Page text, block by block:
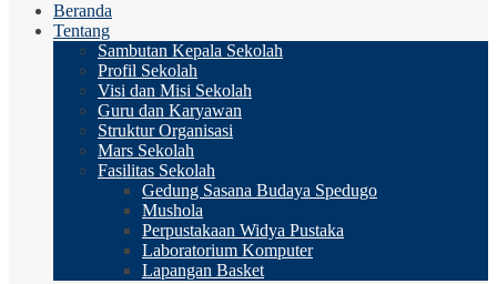
Beranda
Tentang
Sambutan Kepala Sekolah
Profil Sekolah
Visi dan Misi Sekolah
Guru dan Karyawan
Struktur Organisasi
Mars Sekolah
Fasilitas Sekolah
Gedung Sasana Budaya Spedugo
Mushola
Perpustakaan Widya Pustaka
Laboratorium Komputer
Lapangan Basket